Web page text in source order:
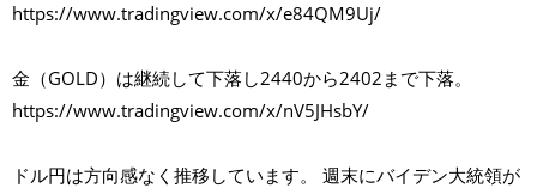
https://www.tradingview.com/x/e84QM9Uj/
金（GOLD）は継続して下落し2440から2402まで下落。
https://www.tradingview.com/x/nV5JHsbY/
ドル円は方向感なく推移しています。 週末にバイデン大統領が